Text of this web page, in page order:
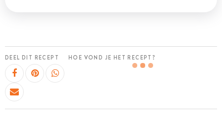
DEEL DIT RECEPT HOE VOND JE HET RECEPT?